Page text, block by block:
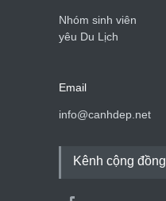
Nhóm sinh viên
yêu Du Lịch
Email
info@canhdep.net
Kênh cộng đồng